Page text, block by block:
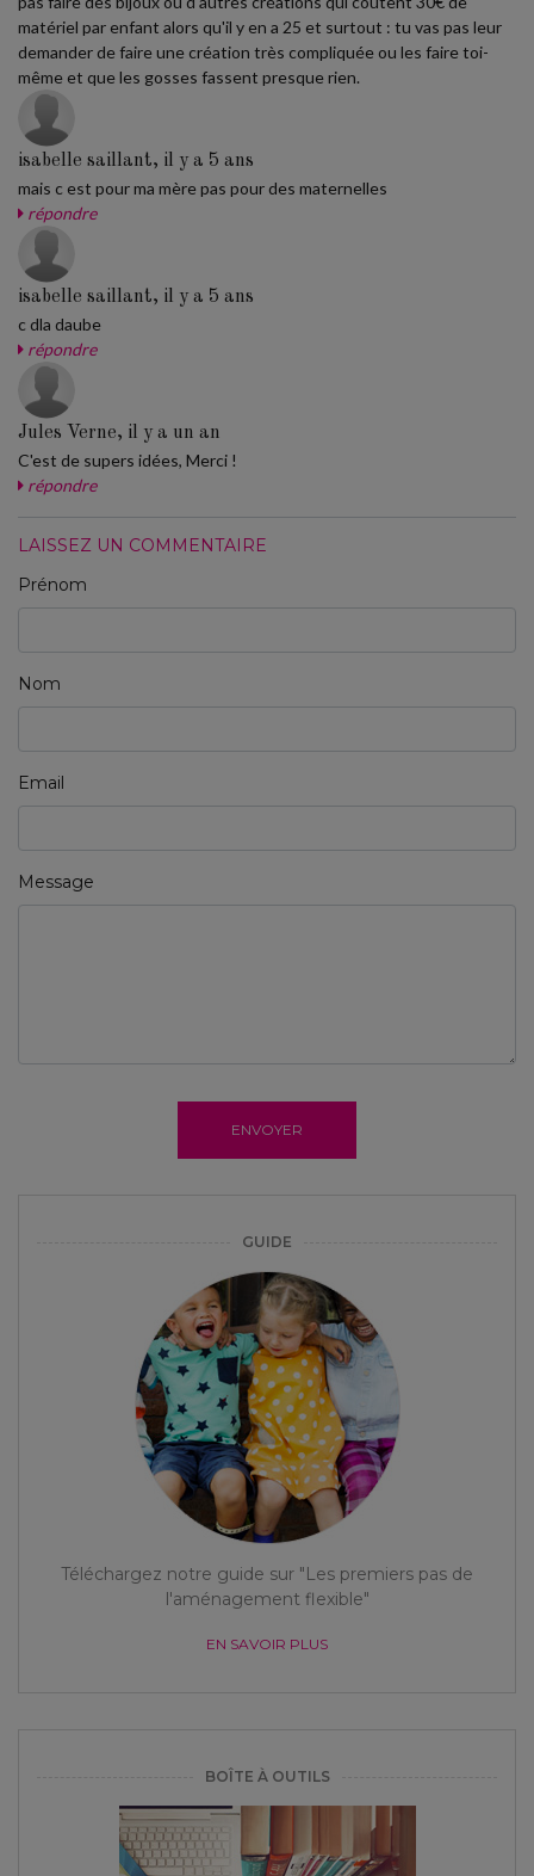
matériel par enfant alors qu'il y en a 25 et surtout : tu vas pas leur
demander de faire une création très compliquée ou les faire toi-
même et que les gosses fassent presque rien.
isabelle saillant, il y a 5 ans
mais c est pour ma mère pas pour des maternelles
répondre
isabelle saillant, il y a 5 ans
c dla daube
répondre
Jules Verne, il y a un an
C'est de supers idées, Merci !
répondre
LAISSEZ UN COMMENTAIRE
Prénom
Nom
Email
Message
ENVOYER
GUIDE
Téléchargez notre guide sur "Les premiers pas de
l'aménagement flexible"
EN SAVOIR PLUS
BOÎTE À OUTILS